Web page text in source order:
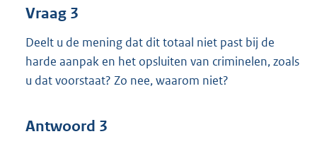
Vraag 3
Deelt u de mening dat dit totaal niet past bij de
harde aanpak en het opsluiten van criminelen, zoals
u dat voorstaat? Zo nee, waarom niet?
Antwoord 3